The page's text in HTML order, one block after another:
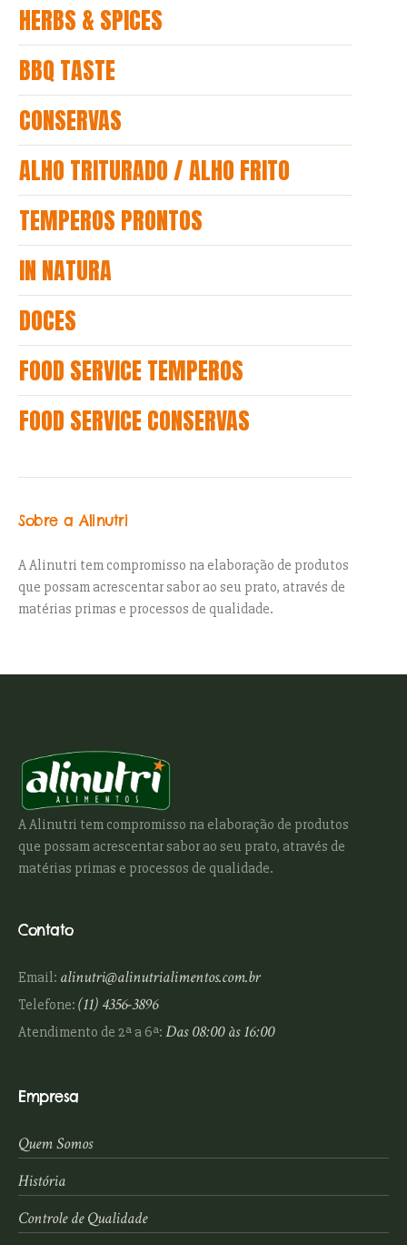
HERBS & SPICES
BBQ TASTE
CONSERVAS
ALHO TRITURADO / ALHO FRITO
TEMPEROS PRONTOS
IN NATURA
DOCES
FOOD SERVICE TEMPEROS
FOOD SERVICE CONSERVAS
Sobre a Alinutri
A Alinutri tem compromisso na elaboração de produtos
que possam acrescentar sabor ao seu prato, através de
matérias primas e processos de qualidade.
A Alinutri tem compromisso na elaboração de produtos
que possam acrescentar sabor ao seu prato, através de
matérias primas e processos de qualidade.
Contato
Email: alinutri@alinutrialimentos.com.br
Telefone:(11) 4356-3896
Atendimento de 2ª a 6ª:Das 08:00 às 16:00
Empresa
Quem Somos
História
Controle de Qualidade